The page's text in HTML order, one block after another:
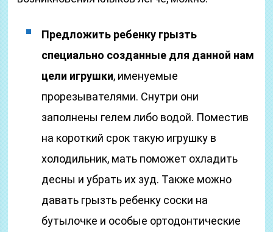
Предложить ребенку грызть
специально созданные для данной нам
цели игрушки, именуемые
прорезывателями. Снутри они
заполнены гелем либо водой. Поместив
на короткий срок такую игрушку в
холодильник, мать поможет охладить
десны и убрать их зуд. Также можно
давать грызть ребенку соски на
бутылочке и особые ортодонтические